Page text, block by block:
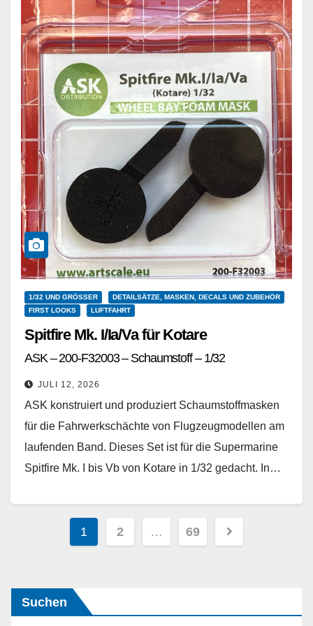
1/32 UND GRÖSSER
DETAILSÄTZE, MASKEN, DECALS UND ZUBEHÖR
FIRST LOOKS
LUFTFAHRT
Spitfire Mk. I/Ia/Va für Kotare
ASK – 200-F32003 – Schaumstoff – 1/32
JULI 12, 2026
ASK konstruiert und produziert Schaumstoffmasken
für die Fahrwerkschächte von Flugzeugmodellen am
laufenden Band. Dieses Set ist für die Supermarine
Spitfire Mk. I bis Vb von Kotare in 1/32 gedacht. In…
Seitennummerierung
der
1 2 … 69
Suchen